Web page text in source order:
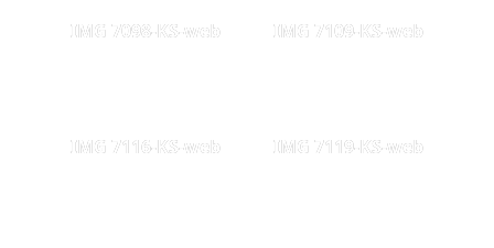
IMG 7098-KS-web IMG 7109-KS-web
IMG 7116-KS-web IMG 7119-KS-web